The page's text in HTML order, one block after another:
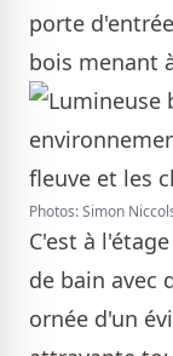
porte
bois menant
Photos: Simon
C'est à
de bain avec
ornée d'un